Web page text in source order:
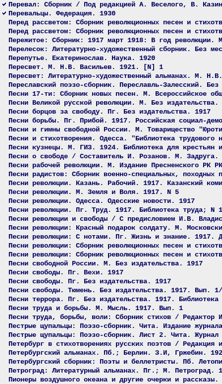
Перевал: Сборник / Под редакцией А. Веселого, В.
Перевальцы. Федерация. 1930
Перед рассветом: Сборник революционных песен и
Перед рассветом: Сборник революционных песен и
Пережитое: Сборник: 1917 март 1918: В год
Перелесок: Литературно-художественный сборник. Без
Перепутье. Екатеринослав. Наука. 1920
Пересвет. М. Н.В. Васильев. 1921. [N] 1
Пересвет: Литературно-художественный альманах. М.
Переславский поэзо-сборник. Переславль-Залесский.
Песни 17-ти: Сборник новых песен. М. Всероссийское
Песни Великой русской революции. М. Без издательства.
Песни борцов за свободу. Пг. Без издательства. 1917
Песни борьбы. Пг. Прибой. 1917. Российская социал-
Песни и гимны свободной России. М. Товарищество
Песни и стихотворения. Одесса. "Библиотека
Песни кузнецы. М. ГИЗ. 1924. Библиотека для крестьян
Песни о свободе / Составитель И. Розанов. М. Задруга.
Песни рабочей революции. М. Издание Пресненского РК
Песни радистов: Сборник военно-специальных,
Песни революции. Казань. Рабочий. 1917. Казанский
Песни революции. М. Земля и Воля. 1917. N 5
Песни революции. Одесса. Одесские новости. 1917
Песни революции. Пг. Труд. 1917. Библиотека труда; N 1
Песни революции и свободы / С предисловием И.В.
Песни революции: Красный подарок солдату. М.
Песни революции: С нотами. Пг. Жизнь и знание. 1917.
Песни революции: Сборник революционных песен и
Песни революции: Сборник революционных песен и
Песни свободной России. М. Без издательства. 1917
Песни свободы. Пг. Вехи. 1917
Песни свободы. Пг. Без издательства. 1917
Песни свободы. Тюмень. Без издательства. 1917. Вып.
Песни террора. Пг. Без издательства. 1917. Библиотека
Песни труда и борьбы. М. Мысль. 1917. Вып. 1
Песни труда, борьбы, воли: Сборник стихов /
Пестрые щупальцы: Поэзо-сборник. Чита. Издание
Пестрые щупальцы: Поэзо-сборник. Лист 2. Чита.
Петербург в стихотворениях русских поэтов /
Петербургский альманах. Пб.; Берлин. З.И, Гржебин.
Петербургский сборник: Поэты и беллетристы. Пб.
Петроград: Литературный альманах. Пг.; М. Петроград.
Пионеры воздушного океана и другие очерки и